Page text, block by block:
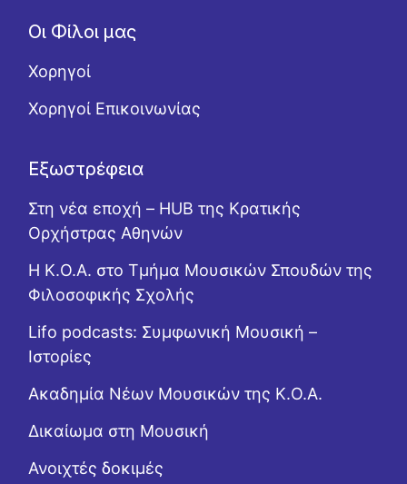
Οι Φίλοι μας
Χορηγοί
Χορηγοί Επικοινωνίας
Εξωστρέφεια
Στη νέα εποχή – HUB της Κρατικής
Ορχήστρας Αθηνών
Η Κ.Ο.Α. στο Τμήμα Μουσικών Σπουδών της
Φιλοσοφικής Σχολής
Lifo podcasts: Συμφωνική Μουσική –
Ιστορίες
Ακαδημία Νέων Μουσικών της Κ.Ο.Α.
Δικαίωμα στη Μουσική
Ανοιχτές δοκιμές